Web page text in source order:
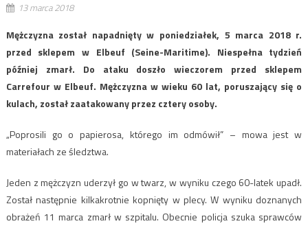
13 marca 2018
Mężczyzna został napadnięty w poniedziałek, 5 marca 2018 r.
przed sklepem w Elbeuf (Seine-Maritime). Niespełna tydzień
później zmarł. Do ataku doszło wieczorem przed sklepem
Carrefour w Elbeuf. Mężczyzna w wieku 60 lat, poruszający się o
kulach, został zaatakowany przez cztery osoby.
„Poprosili go o papierosa, którego im odmówił” – mowa jest w
materiałach ze śledztwa.
Jeden z mężczyzn uderzył go w twarz, w wyniku czego 60-latek upadł.
Został następnie kilkakrotnie kopnięty w plecy. W wyniku doznanych
obrażeń 11 marca zmarł w szpitalu. Obecnie policja szuka sprawców